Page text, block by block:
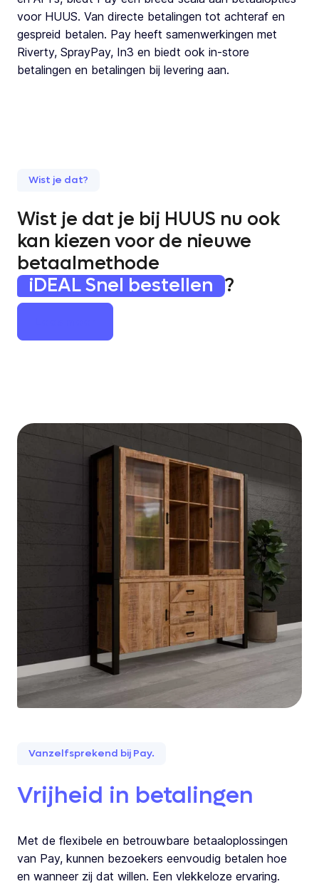
voor HUUS. Van directe betalingen tot achteraf en
gespreid betalen. Pay heeft samenwerkingen met
Riverty, SprayPay, In3 en biedt ook in-store
betalingen en betalingen bij levering aan.
Wist je dat?
Wist je dat je bij HUUS nu ook
kan kiezen voor de nieuwe
betaalmethode
iDEAL Snel bestellen ?
Vanzelfsprekend bij Pay.
Vrijheid in betalingen
Met de flexibele en betrouwbare betaaloplossingen
van Pay, kunnen bezoekers eenvoudig betalen hoe
en wanneer zij dat willen. Een vlekkeloze ervaring.